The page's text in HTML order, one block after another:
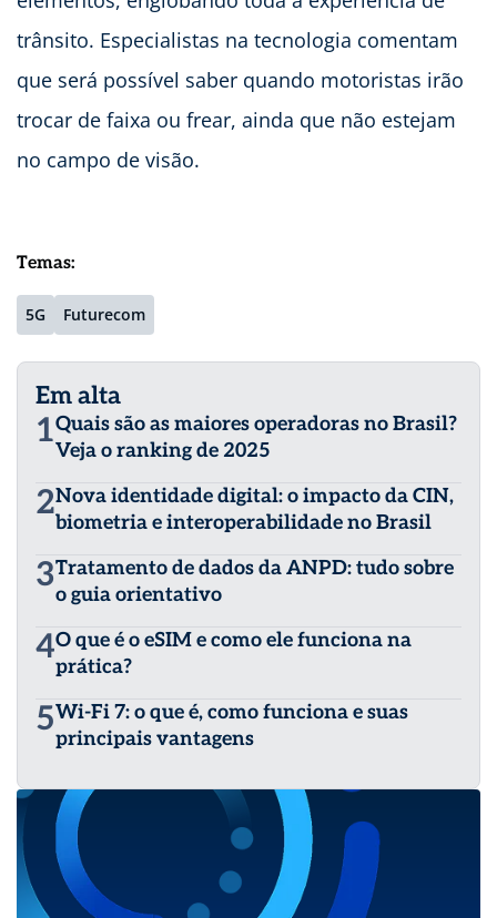
trânsito. Especialistas na tecnologia comentam
que será possível saber quando motoristas irão
trocar de faixa ou frear, ainda que não estejam
no campo de visão.
Temas:
5G Futurecom
Em alta
1Quais são as maiores operadoras no Brasil?
Veja o ranking de 2025
2Nova identidade digital: o impacto da CIN,
biometria e interoperabilidade no Brasil
3Tratamento de dados da ANPD: tudo sobre
o guia orientativo
4O que é o eSIM e como ele funciona na
prática?
5Wi-Fi 7: o que é, como funciona e suas
principais vantagens